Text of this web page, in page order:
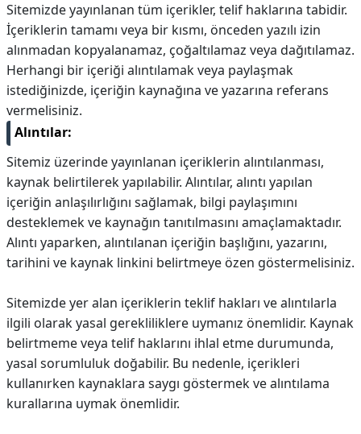
Sitemizde yayınlanan tüm içerikler, telif haklarına tabidir.
İçeriklerin tamamı veya bir kısmı, önceden yazılı izin
alınmadan kopyalanamaz, çoğaltılamaz veya dağıtılamaz.
Herhangi bir içeriği alıntılamak veya paylaşmak
istediğinizde, içeriğin kaynağına ve yazarına referans
vermelisiniz.
Alıntılar:
Sitemiz üzerinde yayınlanan içeriklerin alıntılanması,
kaynak belirtilerek yapılabilir. Alıntılar, alıntı yapılan
içeriğin anlaşılırlığını sağlamak, bilgi paylaşımını
desteklemek ve kaynağın tanıtılmasını amaçlamaktadır.
Alıntı yaparken, alıntılanan içeriğin başlığını, yazarını,
tarihini ve kaynak linkini belirtmeye özen göstermelisiniz.
Sitemizde yer alan içeriklerin teklif hakları ve alıntılarla
ilgili olarak yasal gerekliliklere uymanız önemlidir. Kaynak
belirtmeme veya telif haklarını ihlal etme durumunda,
yasal sorumluluk doğabilir. Bu nedenle, içerikleri
kullanırken kaynaklara saygı göstermek ve alıntılama
kurallarına uymak önemlidir.